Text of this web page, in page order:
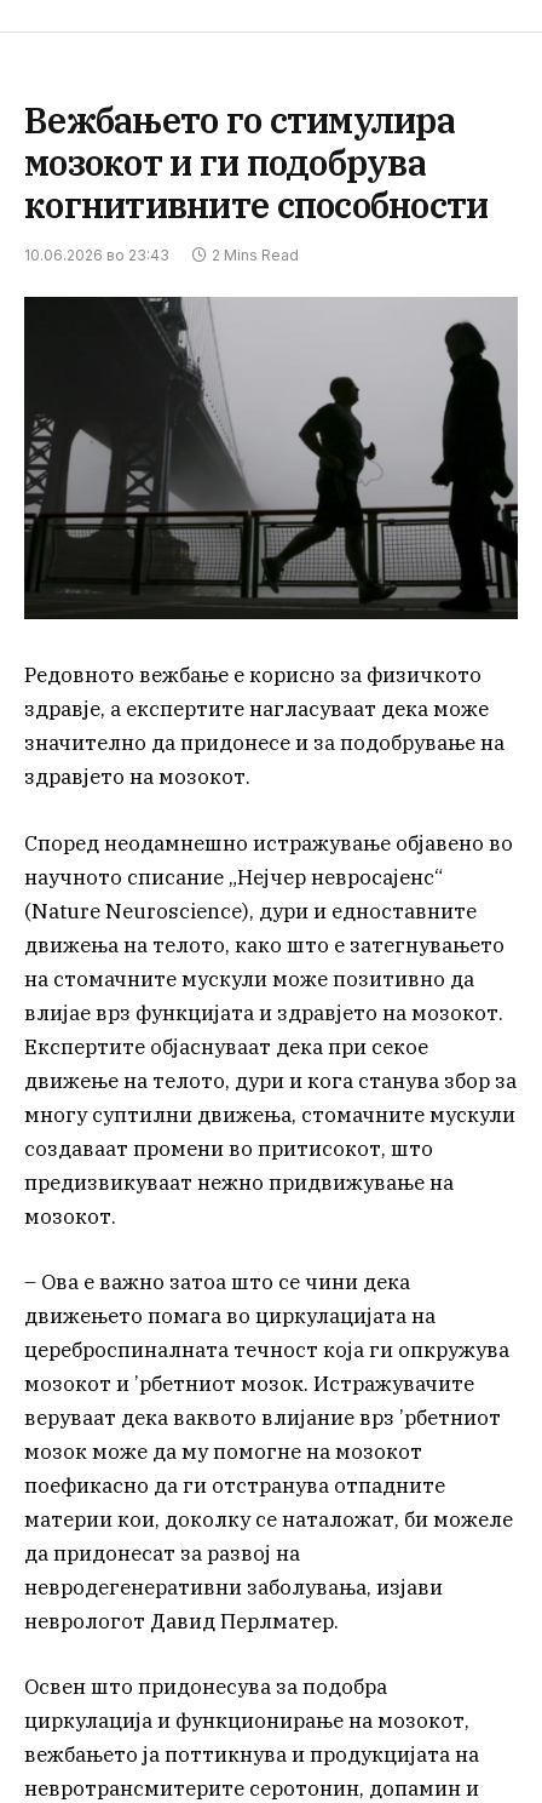
Вежбањето го стимулира
мозокот и ги подобрува
когнитивните способности
10.06.2026 во 23:43 2 Mins Read
Редовното вежбање е корисно за физичкото
здравје, а експертите нагласуваат дека може
значително да придонесе и за подобрување на
здравјето на мозокот.
Според неодамнешно истражување објавено во
научното списание „Нејчер невросајенс“
(Nature Neuroscience), дури и едноставните
движења на телото, како што е затегнувањето
на стомачните мускули може позитивно да
влијае врз функцијата и здравјето на мозокот.
Експертите објаснуваат дека при секое
движење на телото, дури и кога станува збор за
многу суптилни движења, стомачните мускули
создаваат промени во притисокот, што
предизвикуваат нежно придвижување на
мозокот.
– Ова е важно затоа што се чини дека
движењето помага во циркулацијата на
цереброспиналната течност која ги опкружува
мозокот и ’рбетниот мозок. Истражувачите
веруваат дека ваквото влијание врз ’рбетниот
мозок може да му помогне на мозокот
поефикасно да ги отстранува отпадните
материи кои, доколку се наталожат, би можеле
да придонесат за развој на
невродегенеративни заболувања, изјави
неврологот Давид Перлматер.
Освен што придонесува за подобра
циркулација и функционирање на мозокот,
вежбањето ја поттикнува и продукцијата на
невротрансмитерите серотонин, допамин и